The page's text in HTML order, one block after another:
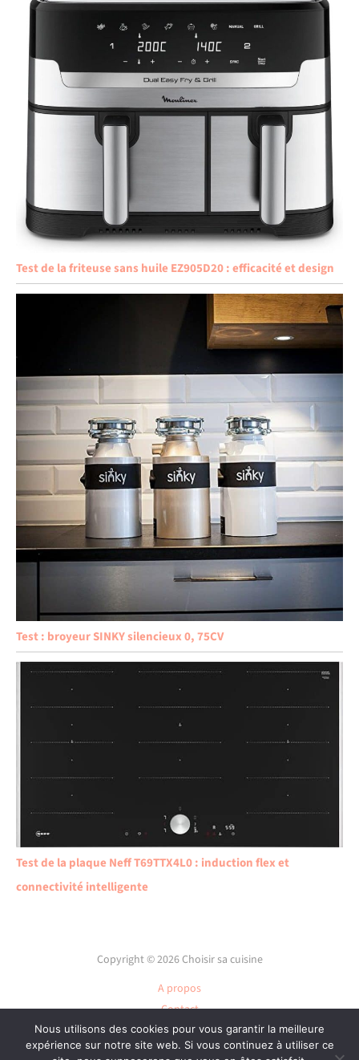
Test de la friteuse sans huile EZ905D20 : efficacité et design
Test : broyeur SINKY silencieux 0, 75CV
Test de la plaque Neff T69TTX4L0 : induction flex et
connectivité intelligente
Copyright © 2026 Choisir sa cuisine
A propos
Contact
Plan du site
Mentions légales
Nous utilisons des cookies pour vous garantir la meilleure
expérience sur notre site web. Si vous continuez à utiliser ce